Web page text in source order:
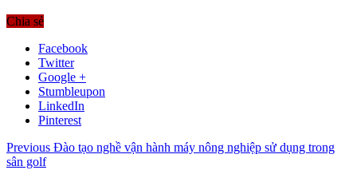
Chia sẻ
Facebook
Twitter
Google +
Stumbleupon
LinkedIn
Pinterest
Previous Đào tạo nghề vận hành máy nông nghiệp sử dụng trong
sân golf